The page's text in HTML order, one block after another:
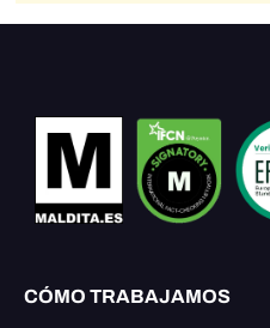
CÓMO TRABAJAMOS